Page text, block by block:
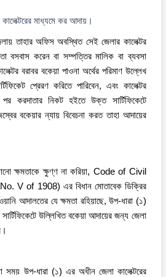
মাধ্যমে কর আদায়।
তাহার অফিস অবস্থিত সেই জেলার কালেক্টর
বসবাস করেন বা সম্পত্তির মালিক বা ব্যবসা
বরাবর বকেয়া পাওনা অর্থের পরিমাণ উল্লেখ
প্রেরণ করিতে পারিবেন, এবং কালেক্টর
পর করদাতার নিকট হইতে উক্ত সার্টিফিকেটে
বকেয়ার ন্যায় বিবেচনা করত তাহা আদায়ের
ক্ষমতাকে ক্ষুণ্ণ না করিয়া, Code of Civil
V of 1908) এর বিধান মোতাবেক ডিক্রির
আদালতের যে ক্ষমতা রহিয়াছে, উপ-ধারা (১)
উল্লিখিত বকেয়া আদায়ের জন্য জেলা
উপ-ধারা (১) এর অধীন জেলা কালেক্টরের